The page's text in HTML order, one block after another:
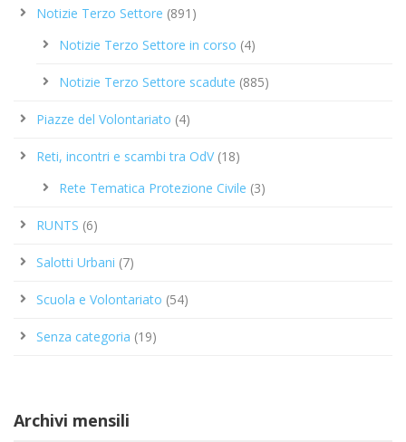
Notizie Terzo Settore (891)
Notizie Terzo Settore in corso (4)
Notizie Terzo Settore scadute (885)
Piazze del Volontariato (4)
Reti, incontri e scambi tra OdV(18)
Rete Tematica Protezione Civile (3)
RUNTS (6)
Salotti Urbani (7)
Scuola e Volontariato (54)
Senza categoria (19)
Archivi mensili